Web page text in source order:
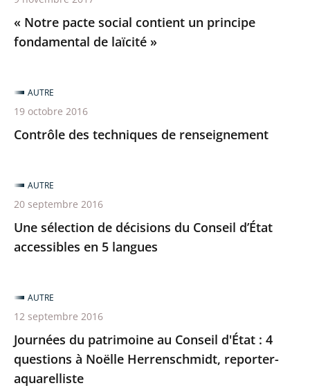
« Notre pacte social contient un principe
fondamental de laïcité »
Contrôle des techniques de renseignement
AUTRE
19 octobre 2016
Une sélection de décisions du Conseil d’État
accessibles en 5 langues
AUTRE
20 septembre 2016
Journées du patrimoine au Conseil d'État : 4
questions à Noëlle Herrenschmidt, reporter-
aquarelliste
AUTRE
12 septembre 2016